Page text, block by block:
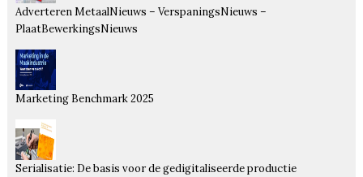
Adverteren MetaalNieuws – VerspaningsNieuws –
PlaatBewerkingsNieuws
Marketing Benchmark 2025
Serialisatie: De basis voor de gedigitaliseerde productie